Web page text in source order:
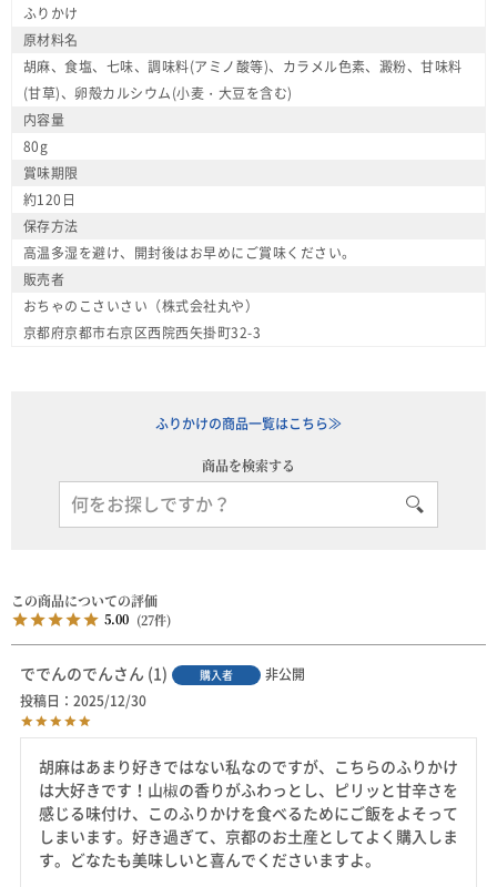
ふりかけ
原材料名
胡麻、食塩、七味、調味料(アミノ酸等)、カラメル色素、澱粉、甘味料
(甘草)、卵殻カルシウム(小麦・大豆を含む)
内容量
80g
賞味期限
約120日
保存方法
高温多湿を避け、開封後はお早めにご賞味ください。
販売者
おちゃのこさいさい（株式会社丸や）
京都府京都市右京区西院西矢掛町32-3
ふりかけの商品一覧はこちら≫
商品を検索する
5.00 27
ででんのでん 1 購入者
非公開
投稿日
2025/12/30
胡麻はあまり好きではない私なのですが、こちらのふりかけ
は大好きです！山椒の香りがふわっとし、ピリッと甘辛さを
感じる味付け、このふりかけを食べるためにご飯をよそって
しまいます。好き過ぎて、京都のお土産としてよく購入しま
す。どなたも美味しいと喜んでくださいますよ。